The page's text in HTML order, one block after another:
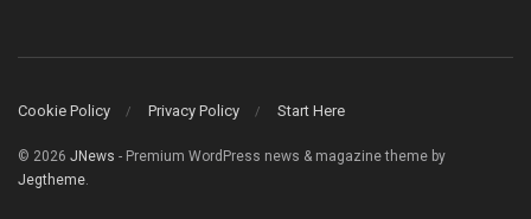
Cookie Policy Privacy Policy Start Here
© 2026 JNews - Premium WordPress news & magazine theme by
Jegtheme.